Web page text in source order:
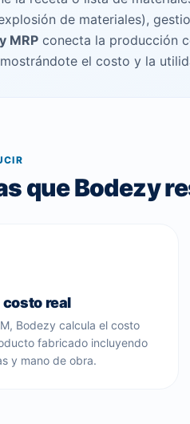
de materiales),
MRP conecta la producción
el costo y la
que Bodezy
costo real
Bodezy calcula el costo
fabricado incluyendo
y mano de obra.